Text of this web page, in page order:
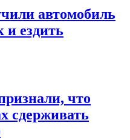
автомобиль
и ездить
что
сдерживать